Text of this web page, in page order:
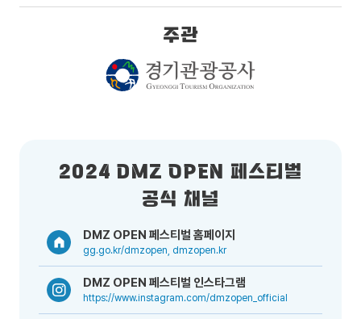
주관
2024 DMZ OPEN 페스티벌
공식 채널
DMZ OPEN 페스티벌 홈페이지
gg.go.kr/dmzopen, dmzopen.kr
DMZ OPEN 페스티벌 인스타그램
https://www.instagram.com/dmzopen_official